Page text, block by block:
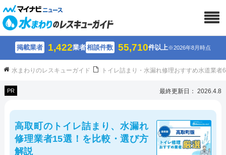
掲載業者 1,422業者相談件数 55,710件以上※2026年8月時点
水まわりのレスキューガイド トイレ詰まり・水漏れ修理おすすめ水道業
PR 最終更新日： 2026.4.8
高取町のトイレ詰まり、水漏れ
修理業者15選！を比較・選び方
解説